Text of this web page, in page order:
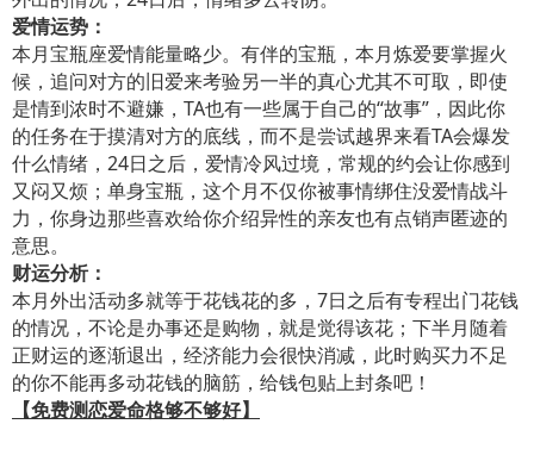
爱情运势：
本月宝瓶座爱情能量略少。有伴的宝瓶，本月炼爱要掌握火
候，追问对方的旧爱来考验另一半的真心尤其不可取，即使
是情到浓时不避嫌，TA也有一些属于自己的“故事”，因此你
的任务在于摸清对方的底线，而不是尝试越界来看TA会爆发
什么情绪，24日之后，爱情冷风过境，常规的约会让你感到
又闷又烦；单身宝瓶，这个月不仅你被事情绑住没爱情战斗
力，你身边那些喜欢给你介绍异性的亲友也有点销声匿迹的
意思。
财运分析：
本月外出活动多就等于花钱花的多，7日之后有专程出门花钱
的情况，不论是办事还是购物，就是觉得该花；下半月随着
正财运的逐渐退出，经济能力会很快消减，此时购买力不足
的你不能再多动花钱的脑筋，给钱包贴上封条吧！
【免费测恋爱命格够不够好】